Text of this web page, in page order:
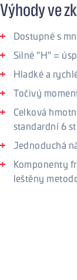
Výhody ve
Dostupné s
Silné "H" =
Hladké a
Točivý
Celková
standardní 6
Jednoduchá
Komponenty
leštěny